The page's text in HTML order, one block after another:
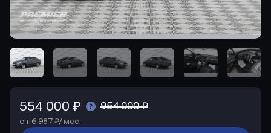
554 000 ₽ 954 000 ₽
от 6 987 ₽/ мес.